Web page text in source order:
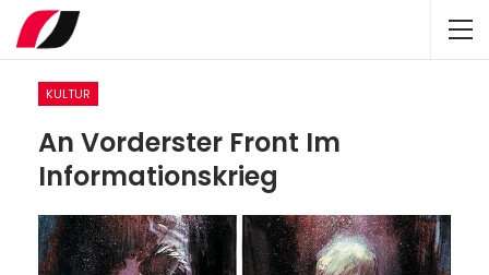
KULTUR
An Vorderster Front Im
Informationskrieg